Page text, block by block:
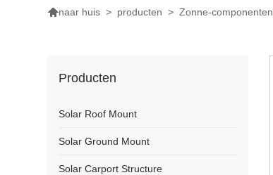
naar huis > producten > Zonne-componenten
Producten
Solar Roof Mount
Solar Ground Mount
Solar Carport Structure